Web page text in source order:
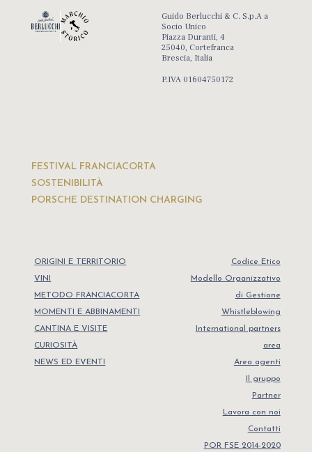
Guido Berlucchi & C. S.p.A a
Socio Unico
Piazza Duranti, 4
25040, Cortefranca
Brescia, Italia
P.IVA 01604750172
FESTIVAL FRANCIACORTA
SOSTENIBILITÀ
PORSCHE DESTINATION CHARGING
ORIGINI E TERRITORIO
VINI
METODO FRANCIACORTA
MOMENTI E ABBINAMENTI
CANTINA E VISITE
CURIOSITÀ
NEWS ED EVENTI
Codice Etico
Modello Organizzativo
di Gestione
Whistleblowing
International partners
area
Area agenti
Il gruppo
Partner
Lavora con noi
Contatti
POR FSE 2014-2020